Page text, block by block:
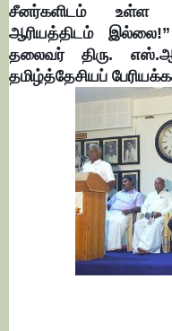
சீனர்களிடம் உள்ள
ஆரியத்திடம்
தலைவர்
திரு.
தமிழ்த்தேசியப்